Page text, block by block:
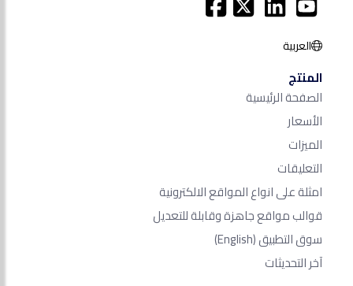
العربية
المنتج
الصفحة الرئيسية
الأسعار
الميزات
التعليقات
امثلة على انواع المواقع الالكترونية
قوالب مواقع جاهزة وقابلة للتعديل
سوق التطبيق(English)
آخر التحديثات